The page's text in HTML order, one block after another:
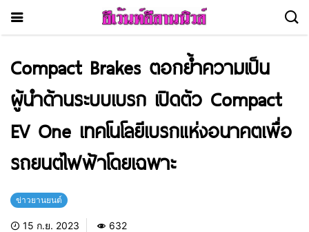
Compact Brakes ตอกย้ำความเป็น
ผู้นำด้านระบบเบรก เปิดตัว Compact
EV One เทคโนโลยีเบรกแห่งอนาคตเพื่อ
รถยนต์ไฟฟ้าโดยเฉพาะ
ข่าวยานยนต์
15 ก.ย. 2023 632